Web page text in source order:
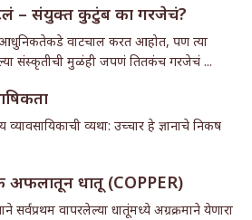
– संयुक्त कुटुंब का गरजेचं?
वाटचाल करत आहोत, पण त्या
संस्कृतीची मुळंही जपणं तितकंच गरजेचं ...
व्यावसायिकाची व्यथा: उच्चार हे ज्ञानाचे निकष
अफलातून धातू (COPPER)
सर्वप्रथम वापरलेल्या धातूंमध्ये अग्रक्रमाने येणारा